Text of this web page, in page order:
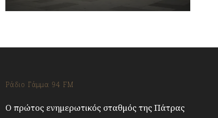
Ράδιο Γάμμα 94 FM
Ο πρώτος ενημερωτικός σταθμός της Πάτρας